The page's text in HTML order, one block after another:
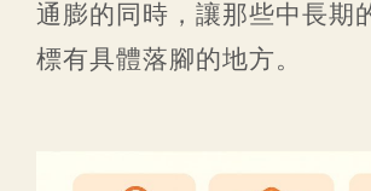
通膨的同時，讓那些中長期
標有具體落腳的地方。